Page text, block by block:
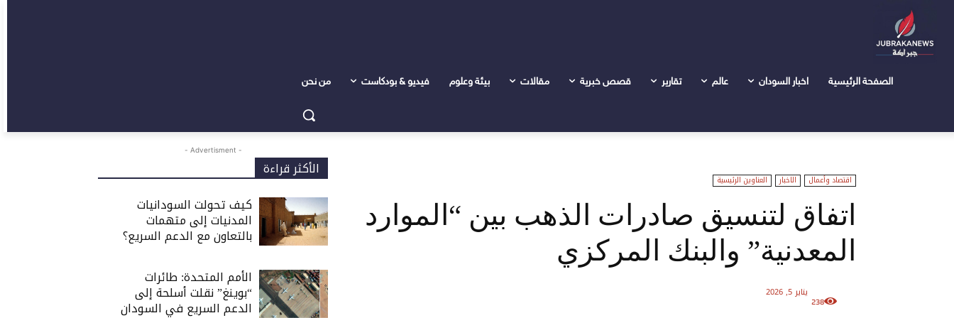
الصفحة الرئيسية اخبار السودان عالم تقارير قصص خبرية مقالات بيئة وعلوم فيديو & بودكاست من نحن
اقتصاد وأعمال الاخبار العناوين الرئيسية
اتفاق لتنسيق صادرات الذهب بين “الموارد
المعدنية” والبنك المركزي
يناير 5, 2026
238
- Advertisment -
الأكثر قراءة
كيف تحولت السودانيات
المدنيات إلى متهمات
بالتعاون مع الدعم السريع؟
الأمم المتحدة: طائرات
“بوينغ” نقلت أسلحة إلى
الدعم السريع في السودان